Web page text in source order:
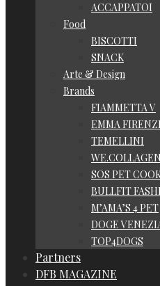
ACCAPPATOI
Food
BISCOTTI
SNACK
Arte & Design
Brands
FIAMMETTA V
EMMA
TEMELLINI
WE.COLLAGEN
SOS PET
BULLFIT
M’AMA’S 4 PET
DOGE
TOP4DOGS
Partners
DFB MAGAZINE